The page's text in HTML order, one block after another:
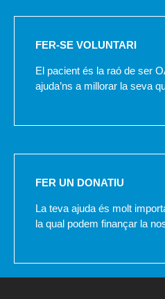
FER-SE VOLUNTARI
El pacient és la raó de ser
ajuda’ns a millorar la seva
FER UN DONATIU
La teva ajuda és molt
la qual podem finançar la